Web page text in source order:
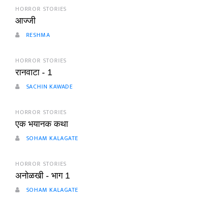
HORROR STORIES
आज्जी
RESHMA
HORROR STORIES
रानवाटा - 1
SACHIN KAWADE
HORROR STORIES
एक भयानक कथा
SOHAM KALAGATE
HORROR STORIES
अनोळखी - भाग 1
SOHAM KALAGATE